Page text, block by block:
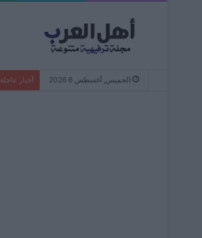
الخميس, أغسطس 6 2026 أخبار عاجلة